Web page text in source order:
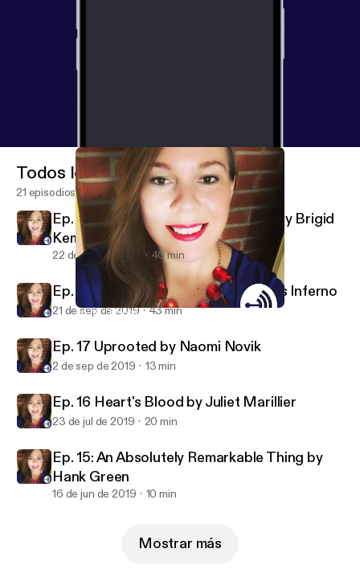
Ep. 18 The Hating Game vs. Gabriel’s Inferno
Todos los episodios
21 episodios
Ep. 19 A Curse So Dark and Lonely by Brigid
Kemmerer
22 de sep de 2019 40 min
Ep. 18 The Hating Game vs. Gabriel’s Inferno
21 de sep de 2019 43 min
Ep. 17 Uprooted by Naomi Novik
2 de sep de 2019 13 min
Ep. 16 Heart's Blood by Juliet Marillier
23 de jul de 2019 20 min
Ep. 15: An Absolutely Remarkable Thing by
Hank Green
16 de jun de 2019 10 min
Mostrar más